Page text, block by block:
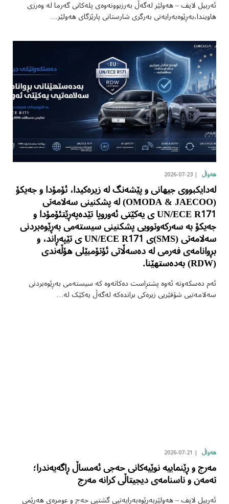
ئەربیل لایف – هەولێر لەگەڵ بەرزبوونەوەی پلەکانی گەرما لە وەرزی
هاویندا،بەڕێوەبەرایەتی بەرگری شارستانی پارێزگای هەولێر…
هەواڵ 2026-07-23
لەدایکبووی جیهانی و پێشەنگ لە زیرەکیدا، ئۆمۆدا و جەیکۆ
(OMODA & JAECOO) لە پشکنینی سەلامەتی
UN/ECE R171 ی یەکێتی ئەوروپا تێدەپەڕێتئۆمۆدا و
جەیکۆ بە سەرکەوتوویی پشکنینی سیستەمی بەڕێوەبردنی
سەلامەتی (SMS)ی UN/ECE R171 ی تێپەڕاند، و
بڕوانامەی فەرمی لە دەسەڵاتی ئۆتۆمبێلی هۆڵەندی
(RDW) بەدەستهێنا.
ئەم دەسکەوتە ئەوە پشتڕاست دەکاتەوە کە سیستەمی بەڕێوەبردنی
سەلامەتیی شۆفێریی زیرەکی براندەکە لەگەڵ یەکێک لە…
هەواڵ 2026-07-21
مەرج و ڕێنماییە نوێیەکانی حەجی ئەمساڵ ڕاگەیەندرا؛
تەمەن و ناسنامەی دیجیتاڵی کرانە مەرج
ئەربیل لایف – هەولێربەڕێوەبەرایەتیی گشتیی حەج و عومرەی هەرێمی